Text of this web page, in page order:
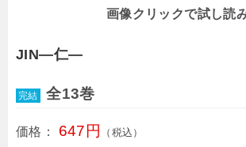
画像クリックで試し読
JIN―仁―
完結 全13巻
価格： 647円 （税込）